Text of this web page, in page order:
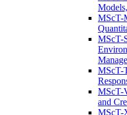
MScT-
MScT-
MScT-
MScT-
and
MScT-